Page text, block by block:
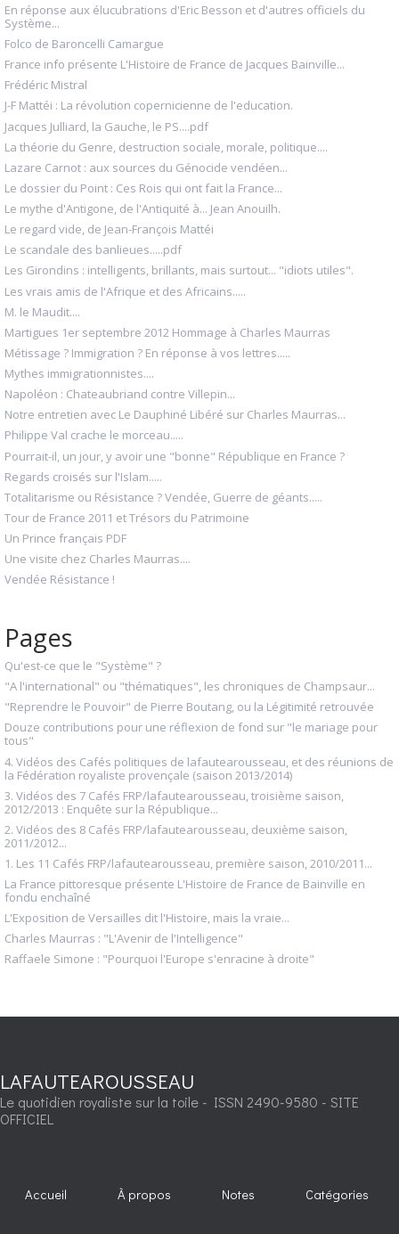
En réponse aux élucubrations d'Eric Besson et d'autres officiels du
Système...
Folco de Baroncelli Camargue
France info présente L'Histoire de France de Jacques Bainville...
Frédéric Mistral
J-F Mattéi : La révolution copernicienne de l'education.
Jacques Julliard, la Gauche, le PS....pdf
La théorie du Genre, destruction sociale, morale, politique....
Lazare Carnot : aux sources du Génocide vendéen...
Le dossier du Point : Ces Rois qui ont fait la France...
Le mythe d'Antigone, de l'Antiquité à... Jean Anouilh.
Le regard vide, de Jean-François Mattéi
Le scandale des banlieues.....pdf
Les Girondins : intelligents, brillants, mais surtout... "idiots utiles".
Les vrais amis de l'Afrique et des Africains.....
M. le Maudit....
Martigues 1er septembre 2012 Hommage à Charles Maurras
Métissage ? Immigration ? En réponse à vos lettres.....
Mythes immigrationnistes....
Napoléon : Chateaubriand contre Villepin...
Notre entretien avec Le Dauphiné Libéré sur Charles Maurras...
Philippe Val crache le morceau.....
Pourrait-il, un jour, y avoir une "bonne" République en France ?
Regards croisés sur l'Islam.....
Totalitarisme ou Résistance ? Vendée, Guerre de géants.....
Tour de France 2011 et Trésors du Patrimoine
Un Prince français PDF
Une visite chez Charles Maurras....
Vendée Résistance !
Pages
Qu'est-ce que le "Système" ?
"A l'international" ou "thématiques", les chroniques de Champsaur...
"Reprendre le Pouvoir" de Pierre Boutang, ou la Légitimité retrouvée
Douze contributions pour une réflexion de fond sur "le mariage pour
tous"
4. Vidéos des Cafés politiques de lafautearousseau, et des réunions de
la Fédération royaliste provençale (saison 2013/2014)
3. Vidéos des 7 Cafés FRP/lafautearousseau, troisième saison,
2012/2013 : Enquête sur la République...
2. Vidéos des 8 Cafés FRP/lafautearousseau, deuxième saison,
2011/2012...
1. Les 11 Cafés FRP/lafautearousseau, première saison, 2010/2011...
La France pittoresque présente L'Histoire de France de Bainville en
fondu enchaîné
L'Exposition de Versailles dit l'Histoire, mais la vraie...
Charles Maurras : "L'Avenir de l'Intelligence"
Raffaele Simone : "Pourquoi l'Europe s'enracine à droite"
LAFAUTEAROUSSEAU
Le quotidien royaliste sur la toile - ISSN 2490-9580 - SITE
OFFICIEL
Accueil À propos Notes Catégories